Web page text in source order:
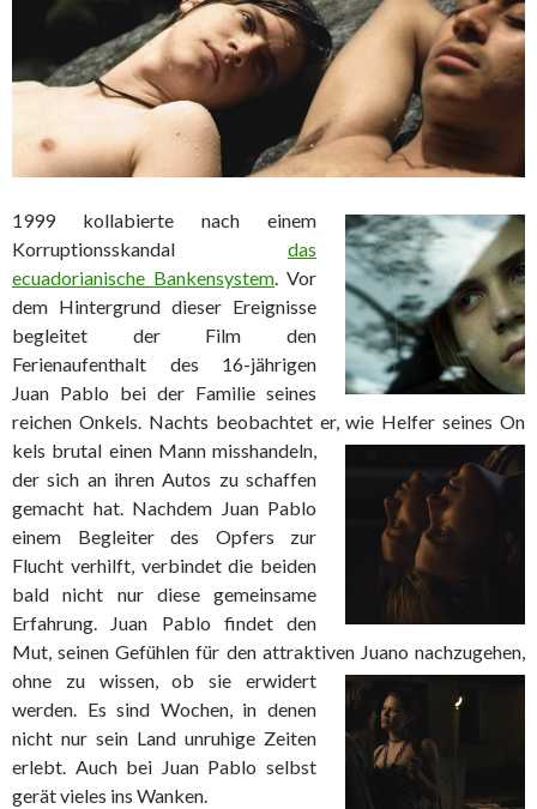
1999 kollabierte nach einem
Korruptionsskandal das
ecuadorianische Bankensystem. Vor
dem Hintergrund dieser Ereignisse
begleitet der Film den
Ferienaufenthalt des 16-jährigen
Juan Pablo bei der Familie seines
reichen Onkels. Nachts beobachtet er, wie Helfer seines On
kels brutal einen Mann misshandeln,
der sich an ihren Autos zu schaffen
gemacht hat. Nachdem Juan Pablo
einem Begleiter des Opfers zur
Flucht verhilft, verbindet die beiden
bald nicht nur diese gemeinsame
Erfahrung. Juan Pablo findet den
Mut, seinen Gefühlen für den attraktiven Juano nachzugehen,
ohne zu wissen, ob sie erwidert
werden. Es sind Wochen, in denen
nicht nur sein Land unruhige Zeiten
erlebt. Auch bei Juan Pablo selbst
gerät vieles ins Wanken.